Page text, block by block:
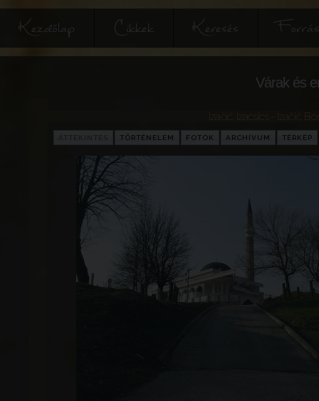
Kezdőlap Cikkek Keresés
Várak és
Izačić, Izacsics - Izačić
TÖRTÉNELEM FOTÓK ARCHÍVUM TÉRKÉP